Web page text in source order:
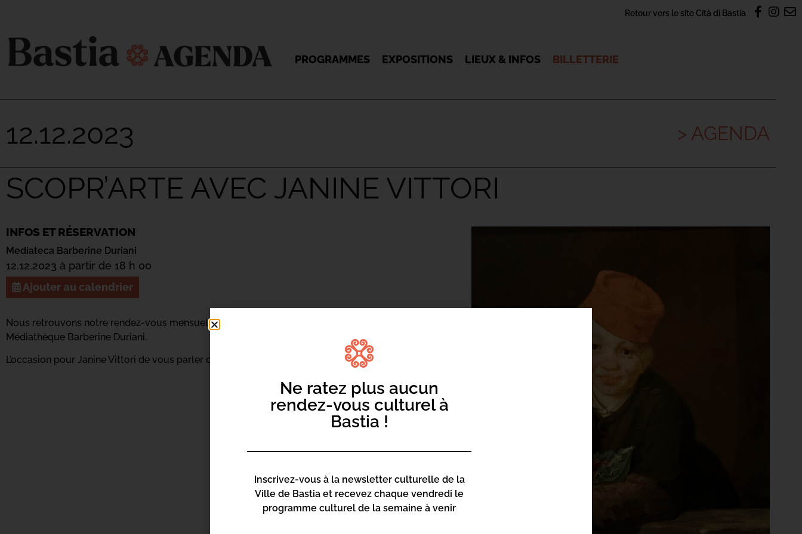
Retour vers le site Cità di Bastia
PROGRAMMES EXPOSITIONS LIEUX & INFOS BILLETTERIE
12.12.2023 > AGENDA
SCOPR’ARTE AVEC JANINE VITTORI
INFOS ET RÉSERVATION
Mediateca Barberine Duriani
12.12.2023 à partir de 18 h 00
Ajouter au calendrier
Nous retrouvons notre rendez-vous mensuel Scopr’Arte mardi 12 décembre à 18h à la
Médiathèque Barberine Duriani.
L’occasion pour Janine Vittori de vous parler du thème « Édouard Manet, portrait et portraits ».
Ne ratez plus aucun
rendez-vous culturel à
Bastia !
Inscrivez-vous à la newsletter culturelle de la
Ville de Bastia et recevez chaque vendredi le
programme culturel de la semaine à venir